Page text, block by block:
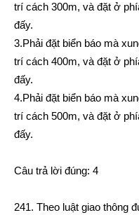
trí cách 300m, và đặt ở
đấy.
3.Phải đặt biển báo mà
trí cách 400m, và đặt ở
đấy.
4.Phải đặt biển báo mà
trí cách 500m, và đặt ở
đấy.
Câu trả lời đúng: 4
241. Theo luật giao thông